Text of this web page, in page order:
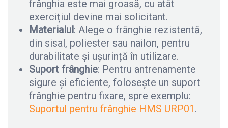
frânghia este mai groasă, cu atât
exercițiul devine mai solicitant.
Materialul: Alege o frânghie rezistentă,
din sisal, poliester sau nailon, pentru
durabilitate și ușurință în utilizare.
Suport frânghie: Pentru antrenamente
sigure și eficiente, folosește un suport
frânghie pentru fixare, spre exemplu:
Suportul pentru frânghie HMS URP01 .